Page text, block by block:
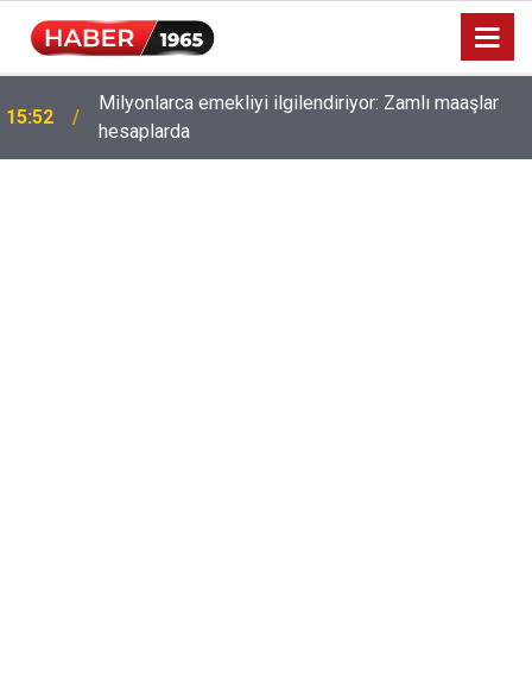
15:52
Milyonlarca emekliyi ilgilendiriyor: Zamlı maaşlar
hesaplarda